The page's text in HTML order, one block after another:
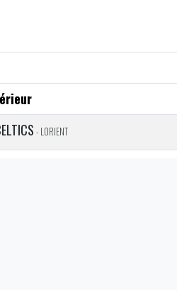
- LORIENT